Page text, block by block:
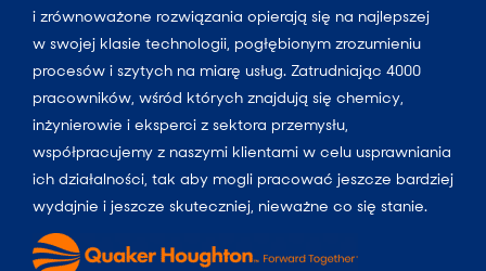
i zrównoważone rozwiązania opierają się na najlepszej
w swojej klasie technologii, pogłębionym zrozumieniu
procesów i szytych na miarę usług. Zatrudniając 4000
pracowników, wśród których znajdują się chemicy,
inżynierowie i eksperci z sektora przemysłu,
współpracujemy z naszymi klientami w celu usprawniania
ich działalności, tak aby mogli pracować jeszcze bardziej
wydajnie i jeszcze skuteczniej, nieważne co się stanie.